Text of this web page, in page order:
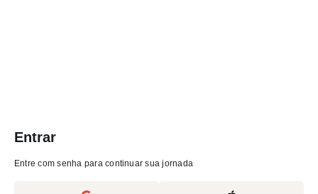
Entrar
Entre com senha para continuar sua jornada